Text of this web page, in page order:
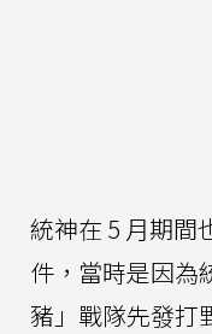
統神在 5 月期間
件，當時是因為
豬」戰隊先發打